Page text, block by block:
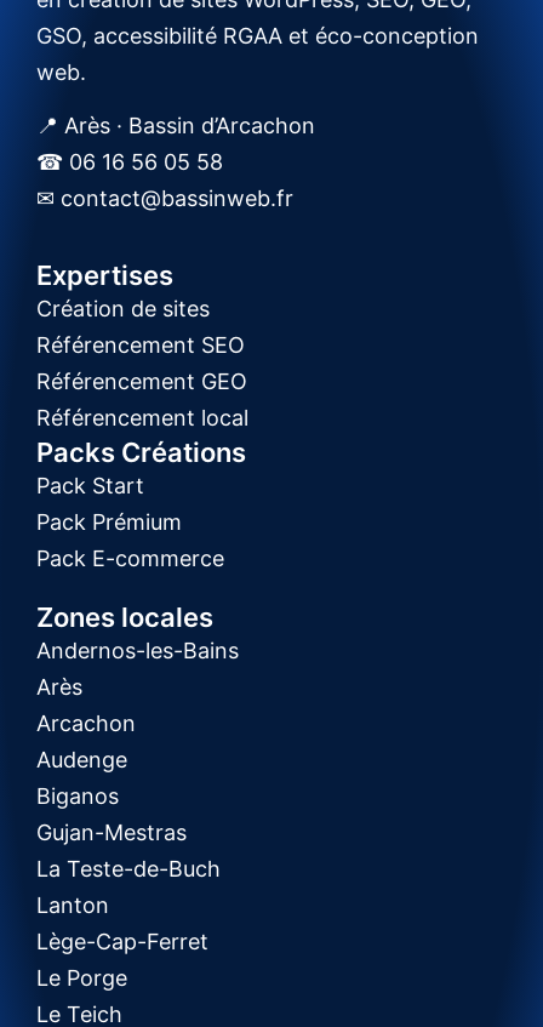
GSO, accessibilité RGAA et éco-conception
web.
📍 Arès · Bassin d’Arcachon
☎ 06 16 56 05 58
✉ contact@bassinweb.fr
Expertises
Création de sites
Référencement SEO
Référencement GEO
Référencement local
Packs Créations
Pack Start
Pack Prémium
Pack E-commerce
Zones locales
Andernos-les-Bains
Arès
Arcachon
Audenge
Biganos
Gujan-Mestras
La Teste-de-Buch
Lanton
Lège-Cap-Ferret
Le Porge
Le Teich